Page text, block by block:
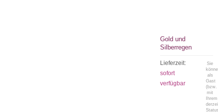
Gold und
Silberregen
Lieferzeit:
sofort
verfügbar
Sie
als
Gast
(bzw.
mit
Ihrem